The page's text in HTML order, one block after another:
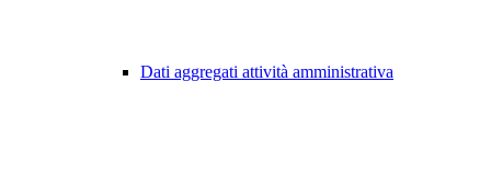
Dati aggregati attività amministrativa